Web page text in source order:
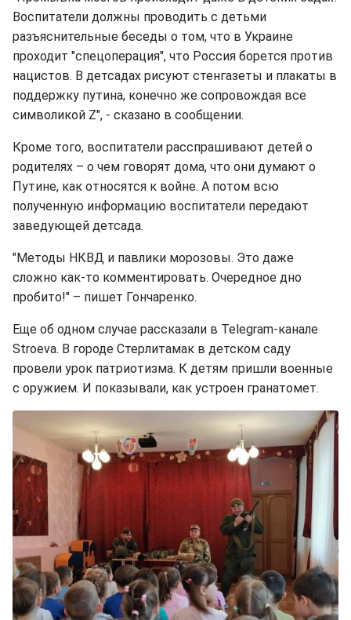
Воспитатели должны проводить с детьми
разъяснительные беседы о том, что в Украине
проходит "спецоперация", что Россия борется против
нацистов. В детсадах рисуют стенгазеты и плакаты в
поддержку путина, конечно же сопровождая все
символикой Z", - сказано в сообщении.
Кроме того, воспитатели расспрашивают детей о
родителях – о чем говорят дома, что они думают о
Путине, как относятся к войне. А потом всю
полученную информацию воспитатели передают
заведующей детсада.
"Методы НКВД и павлики морозовы. Это даже
сложно как-то комментировать. Очередное дно
пробито!" – пишет Гончаренко.
Еще об одном случае рассказали в Telegram-канале
Stroeva. В городе Стерлитамак в детском саду
провели урок патриотизма. К детям пришли военные
с оружием. И показывали, как устроен гранатомет.